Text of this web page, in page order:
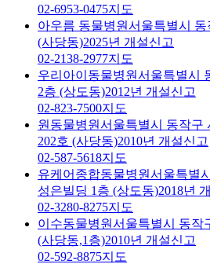
02-6953-0475지도
아우름 동물병원서울특별시 동
(사당동)2025년 개설신고
02-2138-2977지도
우리아이동물병원서울특별시
2층 (상도동)2012년 개설신고
02-823-7500지도
원동물병원서울특별시 동작구
202호 (사당동)2010년 개설신고
02-587-5618지도
유케어종합동물병원서울특별
성은빌딩 1층 (상도동)2018년
02-3280-8275지도
이수동물병원서울특별시 동작
(사당동,1층)2010년 개설신고
02-592-8875지도